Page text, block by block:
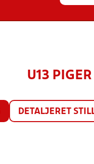
U13
DETALJERET